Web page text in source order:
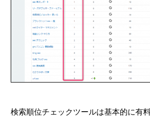
検索順位チェックツールは基本的に有